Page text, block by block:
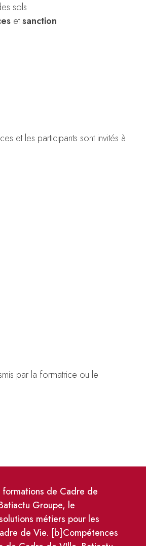
sols
etsanction
et les participants sont invités à
par la formatrice ou le
de Cadre de
Groupe, le
métiers pour les
de Vie. [b]Compétences